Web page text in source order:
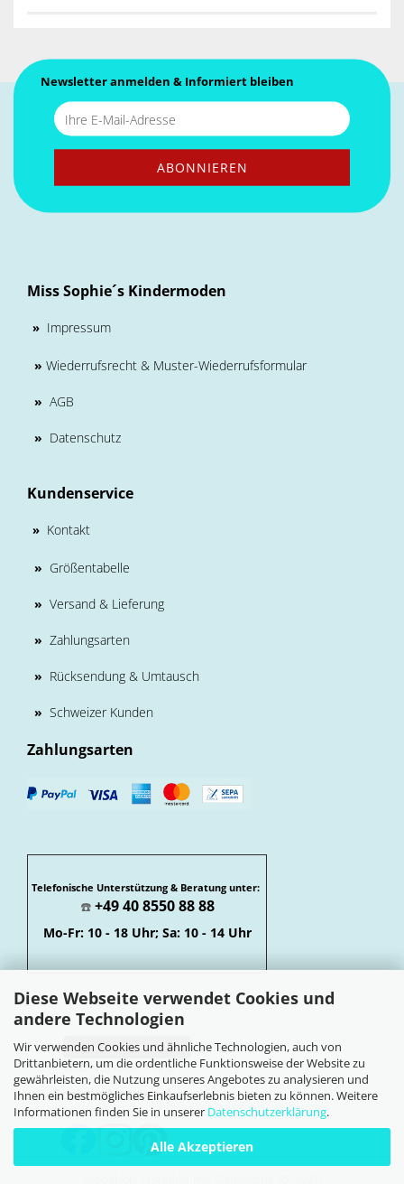
Diese Webseite verwendet Cookies und
andere Technologien
Wir verwenden Cookies und ähnliche Technologien, auch von
Drittanbietern, um die ordentliche Funktionsweise der Website zu
gewährleisten, die Nutzung unseres Angebotes zu analysieren und
Ihnen ein bestmögliches Einkaufserlebnis bieten zu können. Weitere
Informationen finden Sie in unserer Datenschutzerklärung.
Alle Akzeptieren
Newsletter anmelden & Informiert bleiben
Miss Sophie´s Kindermoden
» Impressum
» Wiederrufsrecht & Muster-Wiederrufsformular
» AGB
» Datenschutz
Kundenservice
» Kontakt
» Größentabelle
» Versand & Lieferung
» Zahlungsarten
» Rücksendung & Umtausch
» Schweizer Kunden
Zahlungsarten
Telefonische Unterstützung & Beratung unter:
☎️ +49 40 8550 88 88
Mo-Fr: 10 - 18 Uhr; Sa: 10 - 14 Uhr
Vertrag widerrufen
Widerrufsbelehrung
Soziale Netzwerke